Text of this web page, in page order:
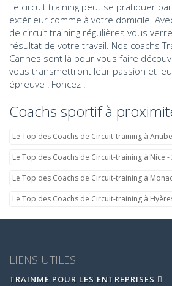
Le circuit training peut se pratiquer
extérieur comme à votre domicile.
de circuit training régulières vous
résultat de votre travail. Nos coachs
Cannes sont là pour vous faire
vous transmettront leur passion et
épreuve ! Foncez !
Coachs sportif à
Le Top des Coachs de Circuit-training à
Le Top des Coachs de Circuit-training à Nice -
Le Top des Coachs de Circuit-training à
Le Top des Coachs de Circuit-training à
LIENS UTILES
TRAINME POUR LES ENTREPRISES